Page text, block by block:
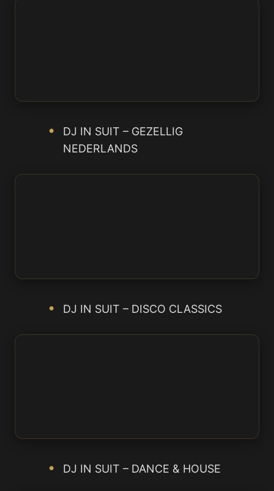
DJ IN SUIT – GEZELLIG
NEDERLANDS
DJ IN SUIT – DISCO CLASSICS
DJ IN SUIT – DANCE & HOUSE